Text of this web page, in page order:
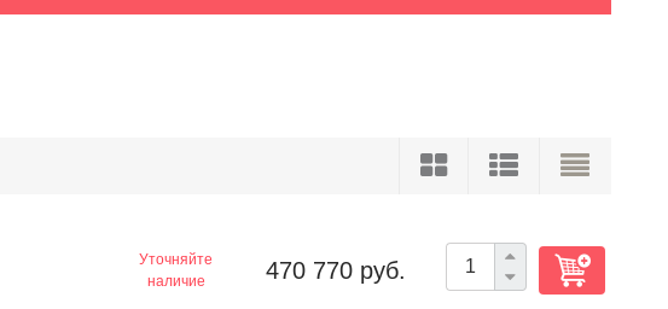
Уточняйте
наличие
470 770 руб.